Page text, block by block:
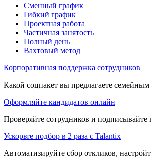
Сменный график
Гибкий график
Проектная работа
Частичная занятость
Полный день
Вахтовый метод
Корпоративная поддержка сотрудников
Какой соцпакет вы предлагаете
Оформляйте кандидатов онлайн
Проверяйте сотрудников и
Ускорьте подбор в 2 раза с Talantix
Автоматизируйте сбор откликов,